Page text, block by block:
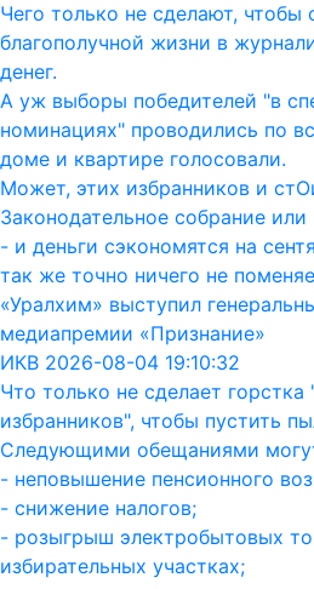
Чего только не сделают, чтобы
благополучной жизни в
денег.
А уж выборы победителей "в
номинациях" проводились по
доме и квартире голосовали.
Может, этих избранников и
Законодательное собрание
- и деньги сэкономятся на
так же точно ничего не
«Уралхим» выступил
медиапремии «Признание»
ИКВ 2026-08-04 19:10:32
Что только не сделает горстка
избранников", чтобы пустить
Следующими обещаниями
- неповышение пенсионного
- снижение налогов;
- розыгрыш электробытовых
избирательных участках;